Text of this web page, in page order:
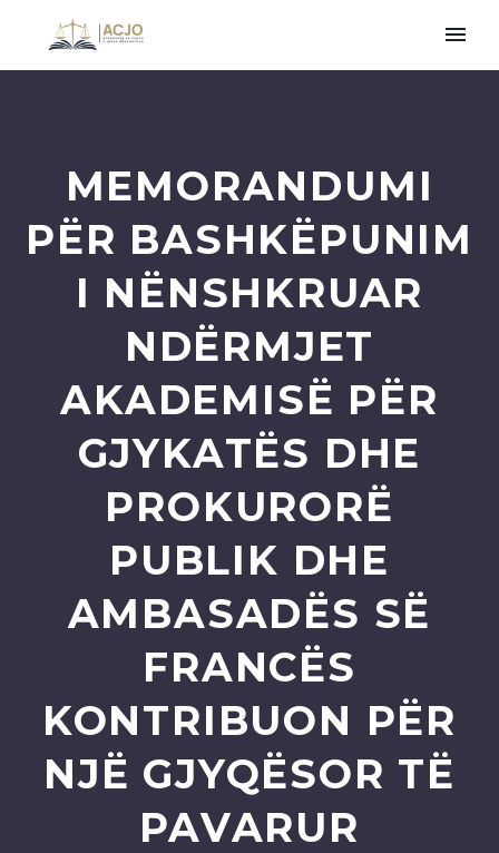
MEMORANDUMI
PËR BASHKËPUNIM
I NËNSHKRUAR
NDËRMJET
AKADEMISË PËR
GJYKATËS DHE
PROKURORË
PUBLIK DHE
AMBASADËS SË
FRANCËS
KONTRIBUON PËR
NJË GJYQËSOR TË
PAVARUR